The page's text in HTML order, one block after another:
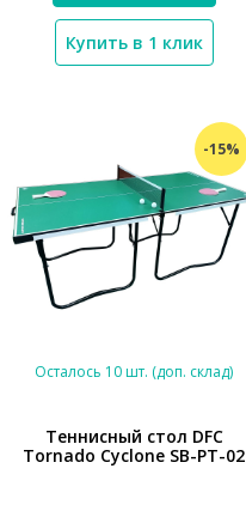
Купить в 1 клик
-15%
Осталось 10 шт. (доп. склад)
Теннисный стол DFC
Tornado Cyclone SB-PT-02